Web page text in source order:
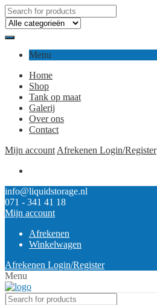
Menu
Home
Shop
Tank op maat
Galerij
Over ons
Contact
Mijn account Afrekenen Login/Register
info@liquidstorage.nl
071 - 341 41 18
Mijn account
Afrekenen
Winkelwagen
Afrekenen Login/Register
Menu